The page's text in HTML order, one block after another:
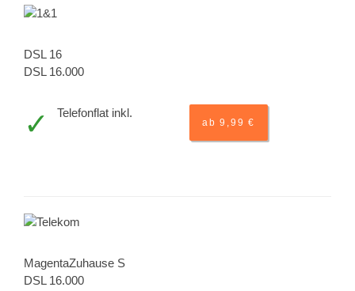
DSL 16
DSL 16.000
Telefonflat inkl.
ab 9,99 €
MagentaZuhause S
DSL 16.000